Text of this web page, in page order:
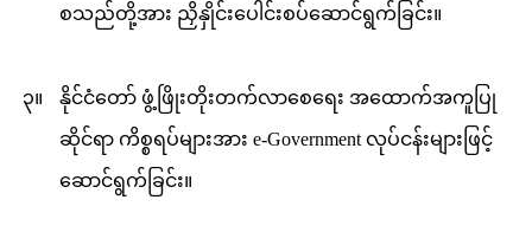
စသည်တို့အား ညှိနှိုင်းပေါင်းစပ်ဆောင်ရွက်ခြင်း။
၃။ နိုင်ငံတော် ဖွံ့ဖြိုးတိုးတက်လာစေရေး အထောက်အကူပြု
ဆိုင်ရာ ကိစ္စရပ်များအား e-Government လုပ်ငန်းများဖြင့်
ဆောင်ရွက်ခြင်း။